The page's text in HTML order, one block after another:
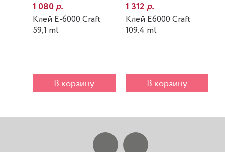
1 080р.
Клей E-6000 Craft
59,1 ml
В корзину
1 312р.
Клей E6000 Craft
109.4 ml
В корзину